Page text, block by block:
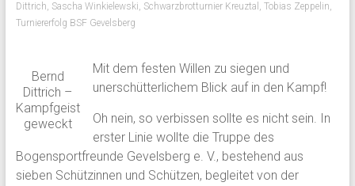
Dittrich, Sascha Winkielewski, Schwarzbrotturnier Kreuztal , Tobias Zeppelin,
Turniererfolg BSF Gevelsberg
Bernd
Dittrich –
Kampfgeist
geweckt
Mit dem festen Willen zu siegen und
unerschütterlichem Blick auf in den Kampf!
Oh nein, so verbissen sollte es nicht sein. In
erster Linie wollte die Truppe des
Bogensportfreunde Gevelsberg e. V., bestehend aus
sieben Schützinnen und Schützen, begleitet von der